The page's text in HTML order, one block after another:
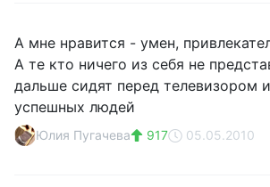
А мне нравится - умен,
А те кто ничего из себя не
дальше сидят перед телевизором
успешных людей
Юлия Пугачева 917 05.05.2010